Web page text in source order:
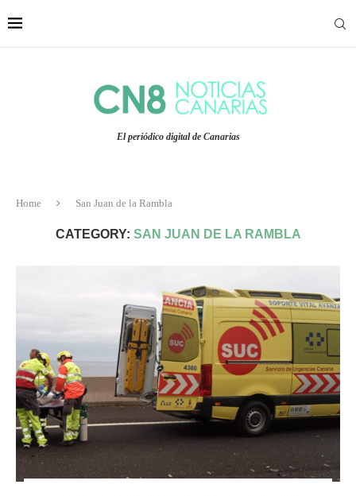
El periódico digital de Canarias
Home San Juan de la Rambla
CATEGORY: SAN JUAN DE LA RAMBLA